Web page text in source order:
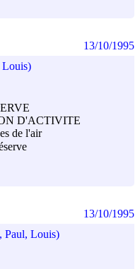
Louis)
D'ACTIVITE
de l'air
13/10/1995
Paul, Louis)
13/10/1995